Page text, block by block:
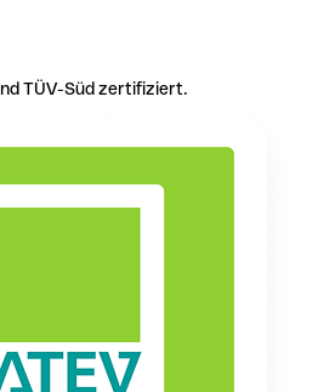
TÜV-Süd zertifiziert.